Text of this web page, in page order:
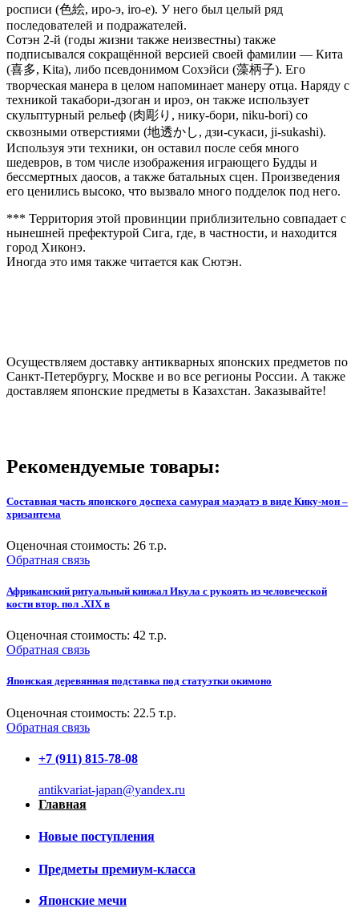
росписи (色絵, иро-э, iro-e). У него был целый ряд
последователей и подражателей.
Сотэн 2-й (годы жизни также неизвестны) также
подписывался сокращённой версией своей фамилии — Кита
(喜多, Kita), либо псевдонимом Сохэйси (藻柄子). Его
творческая манера в целом напоминает манеру отца. Наряду с
техникой такабори-дзоган и ироэ, он также использует
скульптурный рельеф (肉彫り, нику-бори, niku-bori) со
сквозными отверстиями (地透かし, дзи-сукаси, ji-sukashi).
Используя эти техники, он оставил после себя много
шедевров, в том числе изображения играющего Будды и
бессмертных даосов, а также батальных сцен. Произведения
его ценились высоко, что вызвало много подделок под него.
*** Территория этой провинции приблизительно совпадает с
нынешней префектурой Сига, где, в частности, и находится
город Хиконэ.
Иногда это имя также читается как Сютэн.
Осуществляем доставку антикварных японских предметов по
Санкт-Петербургу, Москве и во все регионы России. А также
доставляем японские предметы в Казахстан. Заказывайте!
Рекомендуемые товары:
Составная часть японского доспеха самурая маэдатэ в виде Кику-мон –
хризантема
Оценочная стоимость: 26 т.р.
Обратная связь
Африканский ритуальный кинжал Икула с рукоять из человеческой
кости втор. пол .XIX в
Оценочная стоимость: 42 т.р.
Обратная связь
Японская деревянная подставка под статуэтки окимоно
Оценочная стоимость: 22.5 т.р.
Обратная связь
+7 (911) 815-78-08
antikvariat-japan@yandex.ru
Главная
Новые поступления
Предметы премиум-класса
Японские мечи